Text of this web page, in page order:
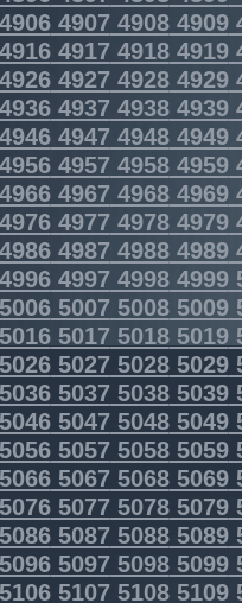
4907 49084909
4917 49184919
492749284929
4937 49384939
4947 49484949
4957 49584959
4967 49684969
4977 49784979
4987 49884989
4997 49984999
5007 50085009
5017 50185019
502750285029
503750385039
504750485049
505750585059
506750685069
507750785079
508750885089
509750985099
510751085109